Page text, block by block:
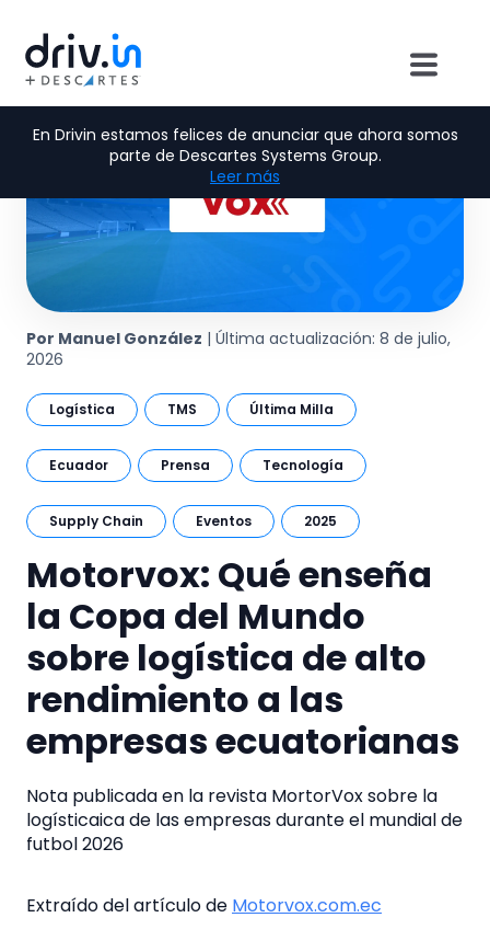
En Drivin estamos felices de anunciar que ahora somos
parte de Descartes Systems Group.
Leer más
Por Manuel González | Última actualización: 8 de julio,
2026
Logística TMS Última Milla
Ecuador Prensa Tecnología
Supply Chain Eventos 2025
Motorvox: Qué enseña
la Copa del Mundo
sobre logística de alto
rendimiento a las
empresas ecuatorianas
Nota publicada en la revista MortorVox sobre la
logísticaica de las empresas durante el mundial de
futbol 2026
Extraído del artículo de Motorvox.com.ec